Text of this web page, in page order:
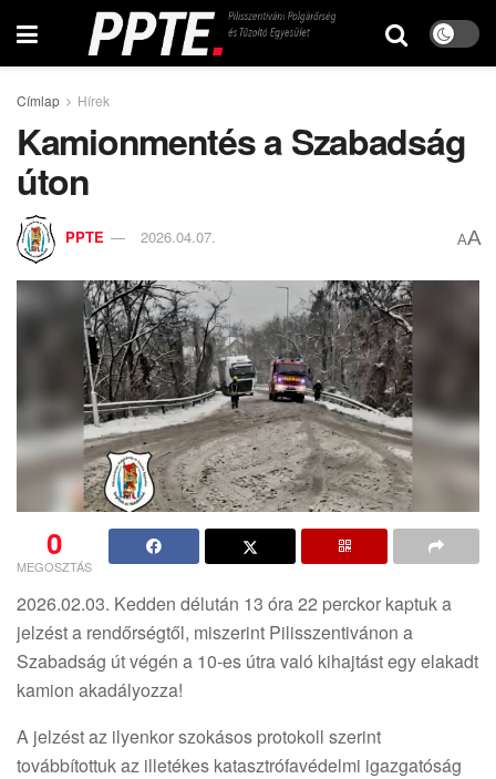
Címlap Hírek
Kamionmentés a Szabadság
úton
PPTE 2026.04.07. AA
0
MEGOSZTÁS
2026.02.03. Kedden délután 13 óra 22 perckor kaptuk a
jelzést a rendőrségtől, miszerint Pilisszentivánon a
Szabadság út végén a 10-es útra való kihajtást egy elakadt
kamion akadályozza!
A jelzést az ilyenkor szokásos protokoll szerint
továbbítottuk az illetékes katasztrófavédelmi igazgatóság